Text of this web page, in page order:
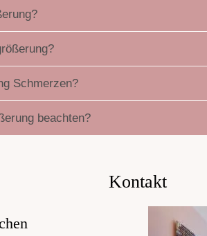
Schmerzen?
beachten?
Kontakt